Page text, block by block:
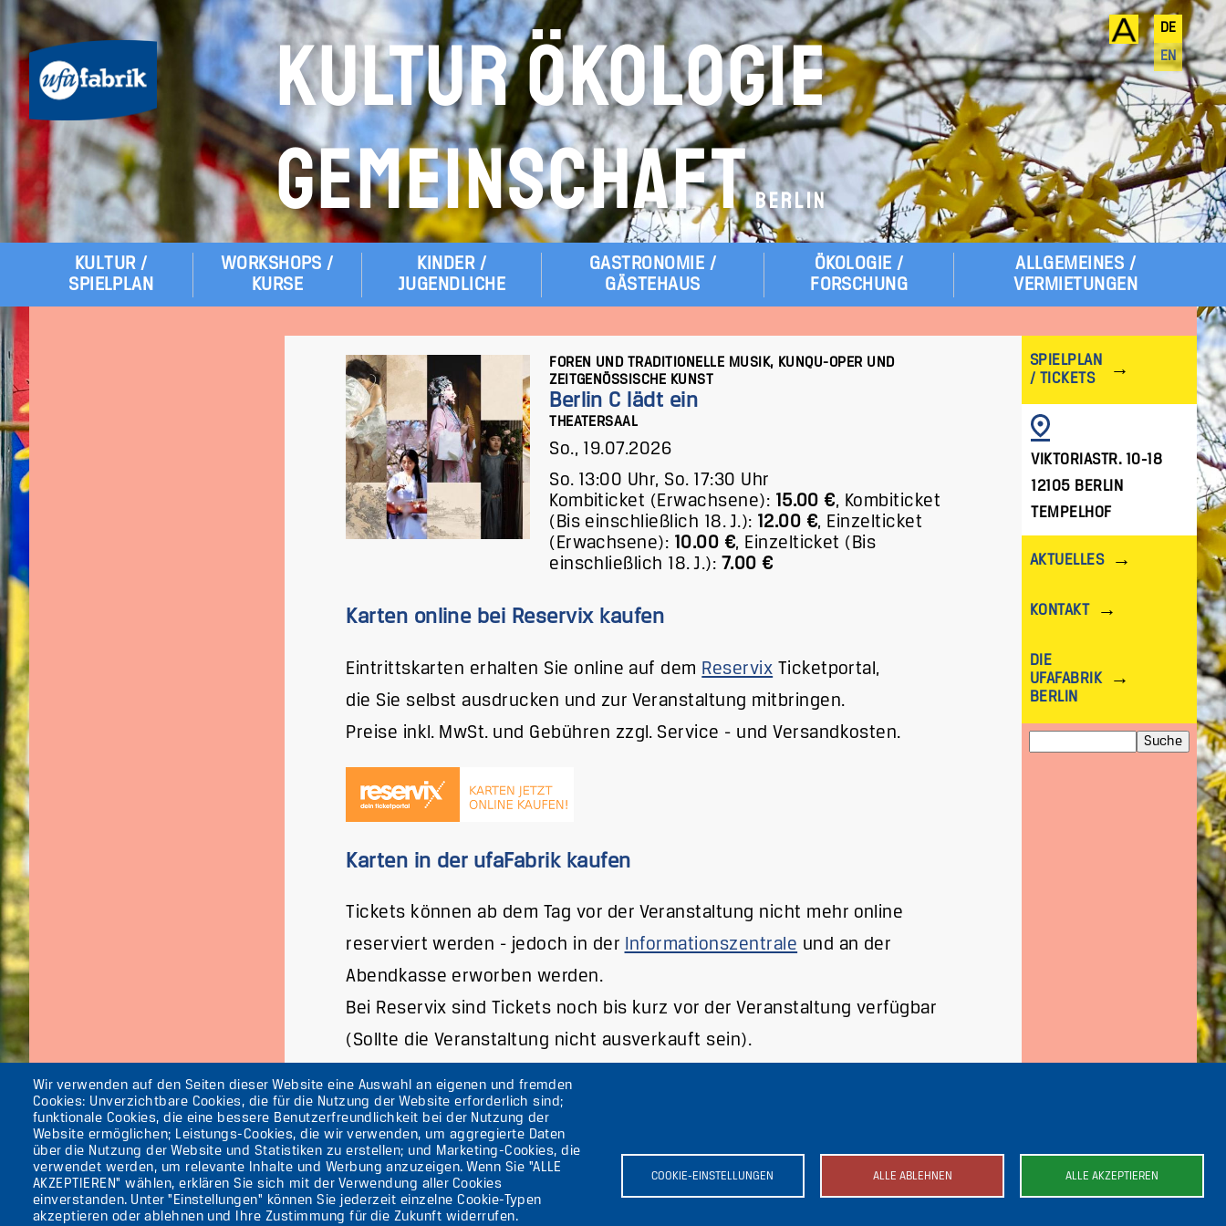
Wir verwenden auf den Seiten dieser Website eine Auswahl an eigenen und fremden
Cookies: Unverzichtbare Cookies, die für die Nutzung der Website erforderlich sind;
funktionale Cookies, die eine bessere Benutzerfreundlichkeit bei der Nutzung der
Website ermöglichen; Leistungs-Cookies, die wir verwenden, um aggregierte Daten
über die Nutzung der Website und Statistiken zu erstellen; und Marketing-Cookies, die
verwendet werden, um relevante Inhalte und Werbung anzuzeigen. Wenn Sie "ALLE
AKZEPTIEREN" wählen, erklären Sie sich mit der Verwendung aller Cookies
einverstanden. Unter "Einstellungen" können Sie jederzeit einzelne Cookie-Typen
akzeptieren oder ablehnen und Ihre Zustimmung für die Zukunft widerrufen.
COOKIE-EINSTELLUNGEN ALLE ABLEHNEN ALLE AKZEPTIEREN
KULTUR ÖKOLOGIE
GEMEINSCHAFTBERLIN
DE
EN
Hauptmenü
KULTUR /
SPIELPLAN
WORKSHOPS /
KURSE
KINDER /
JUGENDLICHE
GASTRONOMIE /
GÄSTEHAUS
ÖKOLOGIE /
FORSCHUNG
ALLGEMEINES /
VERMIETUNGEN
FOREN UND TRADITIONELLE MUSIK, KUNQU-OPER UND
ZEITGENÖSSISCHE KUNST
Berlin C lädt ein
THEATERSAAL
So., 19.07.2026
So. 13:00 Uhr, So. 17:30 Uhr
Kombiticket (Erwachsene): 15.00 €, Kombiticket
(Bis einschließlich 18. J.): 12.00 €, Einzelticket
(Erwachsene): 10.00 €, Einzelticket (Bis
einschließlich 18. J.): 7.00 €
Karten online bei Reservix kaufen
Eintrittskarten erhalten Sie online auf dem Reservix Ticketportal,
die Sie selbst ausdrucken und zur Veranstaltung mitbringen.
Preise inkl. MwSt. und Gebühren zzgl. Service - und Versandkosten.
Karten in der ufaFabrik kaufen
Tickets können ab dem Tag vor der Veranstaltung nicht mehr online
reserviert werden - jedoch in der Informationszentrale und an der
Abendkasse erworben werden.
Bei Reservix sind Tickets noch bis kurz vor der Veranstaltung verfügbar
(Sollte die Veranstaltung nicht ausverkauft sein).
SPIELPLAN
/ TICKETS
BILD
VIKTORIASTR. 10-18
12105 BERLIN
TEMPELHOF
AKTUELLES
KONTAKT
DIE
UFAFABRIK
BERLIN
Secondary
menu
(GERMAN)
Die ufaFabrik Berlin
Aktuelles
Presse
Kontakt